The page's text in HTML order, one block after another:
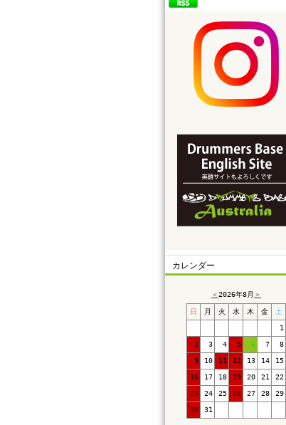
カレンダー
＜2026年8月 ＞
日 月 火 水 木 金 土
1
2 3 4 5 6 7 8
9 10 11 12 13 14 15
16 17 18 19 20 21 22
23 24 25 26 27 28 29
30 31